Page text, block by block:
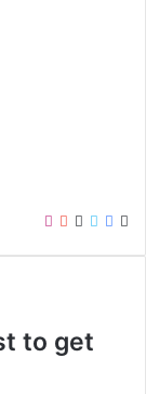
Twitter
LinkedIn
YouTube
Instagram
to get